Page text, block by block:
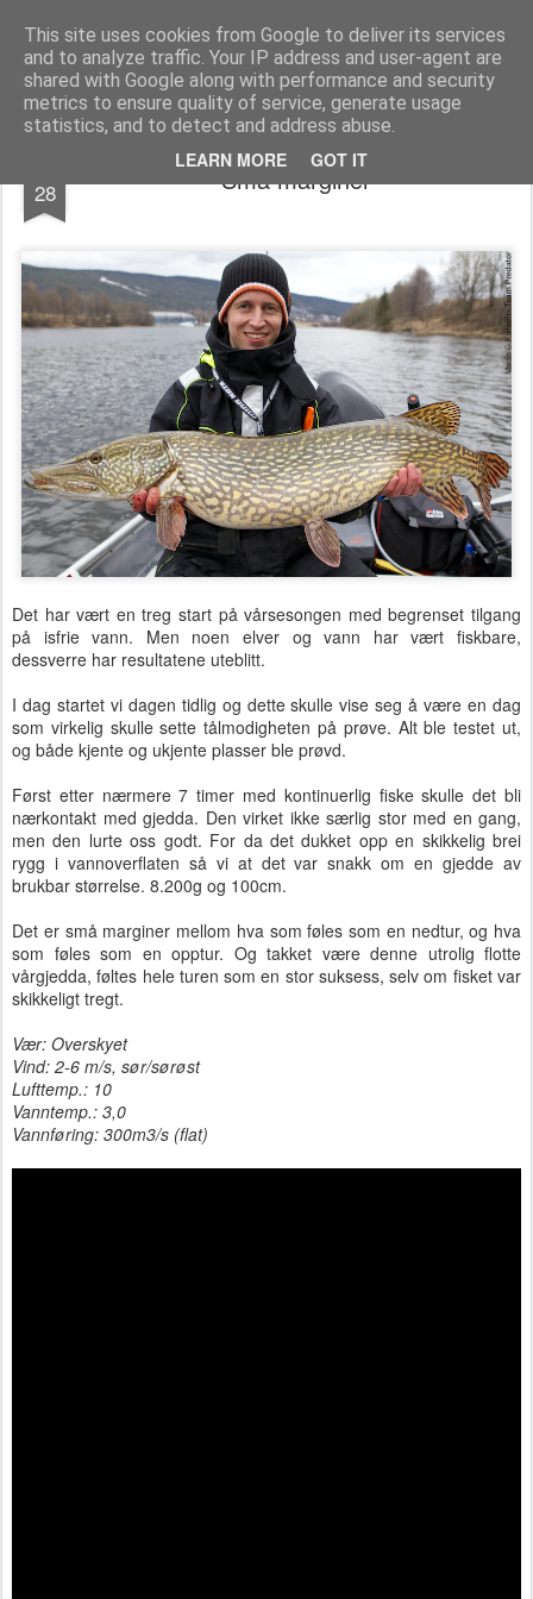
This site uses cookies from Google to deliver its services
and to analyze traffic. Your IP address and user-agent are
shared with Google along with performance and security
metrics to ensure quality of service, generate usage
statistics, and to detect and address abuse.
LEARN MORE GOT IT
Team Predator - gjedde, abbor og gjørs
28 Små marginer
Det har vært en treg start på vårsesongen med begrenset tilgang
på isfrie vann. Men noen elver og vann har vært fiskbare,
dessverre har resultatene uteblitt.
I dag startet vi dagen tidlig og dette skulle vise seg å være en dag
som virkelig skulle sette tålmodigheten på prøve. Alt ble testet ut,
og både kjente og ukjente plasser ble prøvd.
Først etter nærmere 7 timer med kontinuerlig fiske skulle det bli
nærkontakt med gjedda. Den virket ikke særlig stor med en gang,
men den lurte oss godt. For da det dukket opp en skikkelig brei
rygg i vannoverflaten så vi at det var snakk om en gjedde av
brukbar størrelse. 8.200g og 100cm.
Det er små marginer mellom hva som føles som en nedtur, og hva
som føles som en opptur. Og takket være denne utrolig flotte
vårgjedda, føltes hele turen som en stor suksess, selv om fisket var
skikkeligt tregt.
Vær: Overskyet
Vind: 2-6 m/s, sør/sørøst
Lufttemp.: 10
Vanntemp.: 3,0
Vannføring: 300m3/s (flat)